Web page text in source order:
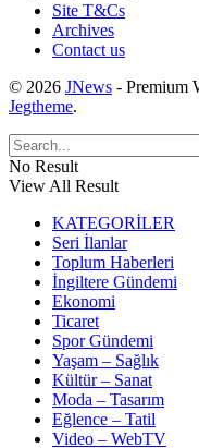
Site T&Cs
Archives
Contact us
© 2026 JNews - Premium
Jegtheme.
No Result
View All Result
KATEGORİLER
Seri İlanlar
Toplum Haberleri
İngiltere Gündemi
Ekonomi
Ticaret
Spor Gündemi
Yaşam – Sağlık
Kültür – Sanat
Moda – Tasarım
Eğlence – Tatil
Video – WebTV